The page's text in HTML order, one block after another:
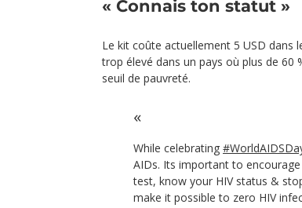
« Connais ton statut »
Le kit coûte actuellement 5 USD dans
trop élevé dans un pays où plus de 60
seuil de pauvreté.
While celebrating
AIDs. Its important to
test, know your HIV status &
make it possible to zero HIV